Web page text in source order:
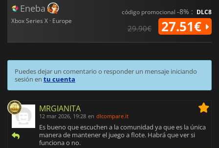
Eneba
Xbox Series X · Europe
código promocional -8% : DLC8
29.90€ 27.51€
Puedes dejar un comentario o responder un mensaje iniciando
sesión en tu cuenta
MRGIANITA
12 mar 2026, 19:28 en dlcompare.it
Es bueno que escuchen a la comunidad ya que es la única
manera de mantener el juego a flote. Habrá que ver si
funciona o no.